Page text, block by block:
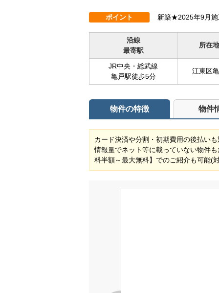
ポイント 新築★2025年9月
沿線
最寄駅
所在地
JR中央・総武線
亀戸駅徒歩5分
江東区
物件の特徴 物件
カード決済や分割・初期費用の後払い
情報量でネット等に載っていない物件
料半額～最大無料】でのご紹介も可